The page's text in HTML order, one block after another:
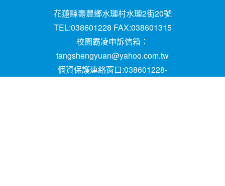
花蓮縣壽豐鄉水璉村水璉2街20號
TEL:038601228 FAX:038601315
校園霸凌申訴信箱：
tangshengyuan@yahoo.com.tw
個資保護連絡窗口:038601228-